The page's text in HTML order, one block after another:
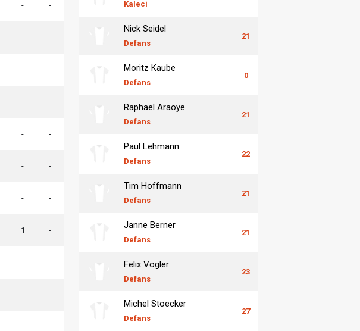
- -
- -
- -
- -
- -
- -
- -
1 -
- -
- -
- -
Kaleci
Nick Seidel
Defans
21
Moritz Kaube
Defans
0
Raphael Araoye
Defans
21
Paul Lehmann
Defans
22
Tim Hoffmann
Defans
21
Janne Berner
Defans
21
Felix Vogler
Defans
23
Michel Stoecker
Defans
27